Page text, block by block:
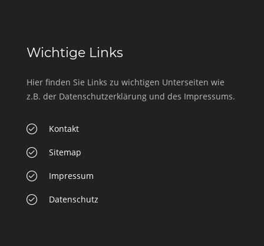
Wichtige Links
Hier finden Sie Links zu wichtigen Unterseiten wie
z.B. der Datenschutzerklärung und des Impressums.
Kontakt
Sitemap
Impressum
Datenschutz